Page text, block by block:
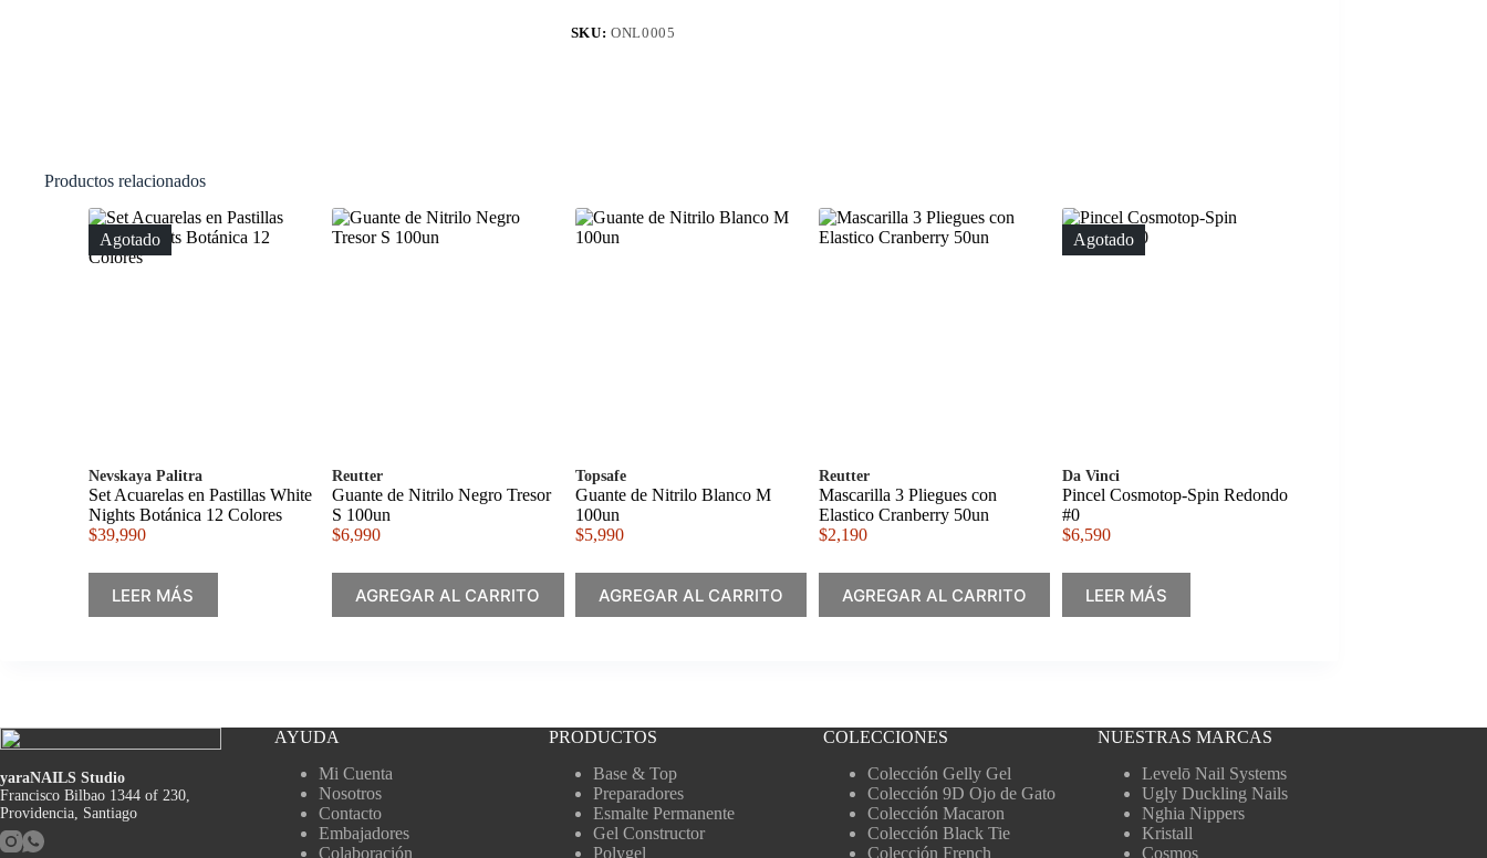
SKU:ONL0005
Productos relacionados
Agotado
Nevskaya Palitra
Set Acuarelas en Pastillas White
Nights Botánica 12 Colores
$39,990
LEER MÁS
Reutter
Guante de Nitrilo Negro Tresor
S 100un
$6,990
AGREGAR AL CARRITO
Topsafe
Guante de Nitrilo Blanco M
100un
$5,990
AGREGAR AL CARRITO
Reutter
Mascarilla 3 Pliegues con
Elastico Cranberry 50un
$2,190
AGREGAR AL CARRITO
Agotado
Da Vinci
Pincel Cosmotop-Spin Redondo
#0
$6,590
LEER MÁS
yaraNAILS Studio
Francisco Bilbao 1344 of 230,
Providencia, Santiago
AYUDA
Mi Cuenta
Nosotros
Contacto
Embajadores
Colaboración
PRODUCTOS
Base & Top
Preparadores
Esmalte Permanente
Gel Constructor
Polygel
COLECCIONES
Colección Gelly Gel
Colección 9D Ojo de Gato
Colección Macaron
Colección Black Tie
Colección French
NUESTRAS MARCAS
Levelō Nail Systems
Ugly Duckling Nails
Nghia Nippers
Kristall
Cosmos